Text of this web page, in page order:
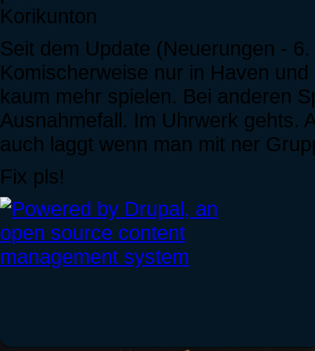
Korikunton
Seit dem Update (Neuerungen -
Komischerweise nur in Haven
kaum mehr spielen. Bei anderen
Ausnahmefall. Im Uhrwerk gehts.
auch laggt wenn man mit ner
Fix pls!